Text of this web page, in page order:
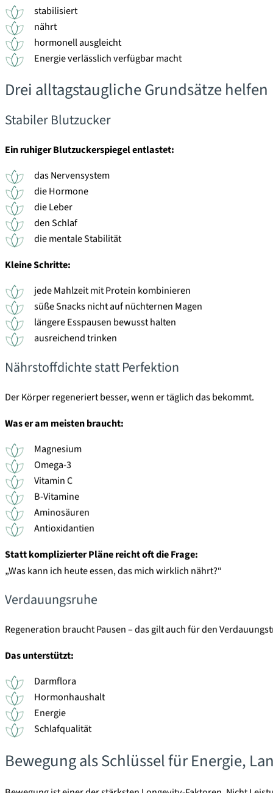
stabilisiert
nährt
hormonell ausgleicht
Energie verlässlich verfügbar macht
Drei alltagstaugliche Grundsätze helfen
Stabiler Blutzucker
Ein ruhiger Blutzuckerspiegel entlastet:
das Nervensystem
die Hormone
die Leber
den Schlaf
die mentale Stabilität
Kleine Schritte:
jede Mahlzeit mit Protein kombinieren
süße Snacks nicht auf nüchternen Magen
längere Esspausen bewusst halten
ausreichend trinken
Nährstoffdichte statt Perfektion
Der Körper regeneriert besser, wenn er täglich das bekommt.
Was er am meisten braucht:
Magnesium
Omega-3
Vitamin C
B-Vitamine
Aminosäuren
Antioxidantien
Statt komplizierter Pläne reicht oft die Frage:
„Was kann ich heute essen, das mich wirklich nährt?“
Verdauungsruhe
Regeneration braucht Pausen – das gilt auch für den
Das unterstützt:
Darmflora
Hormonhaushalt
Energie
Schlafqualität
Bewegung als Schlüssel für Energie,